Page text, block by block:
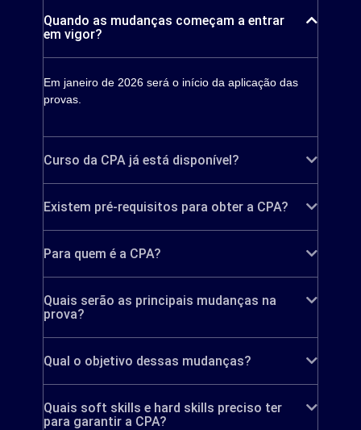
Quando as mudanças começam a entrar
em vigor?
Em janeiro de 2026 será o início da aplicação das
provas.
Curso da CPA já está disponível?
Existem pré-requisitos para obter a CPA?
Para quem é a CPA?
Quais serão as principais mudanças na
prova?
Qual o objetivo dessas mudanças?
Quais soft skills e hard skills preciso ter
para garantir a CPA?